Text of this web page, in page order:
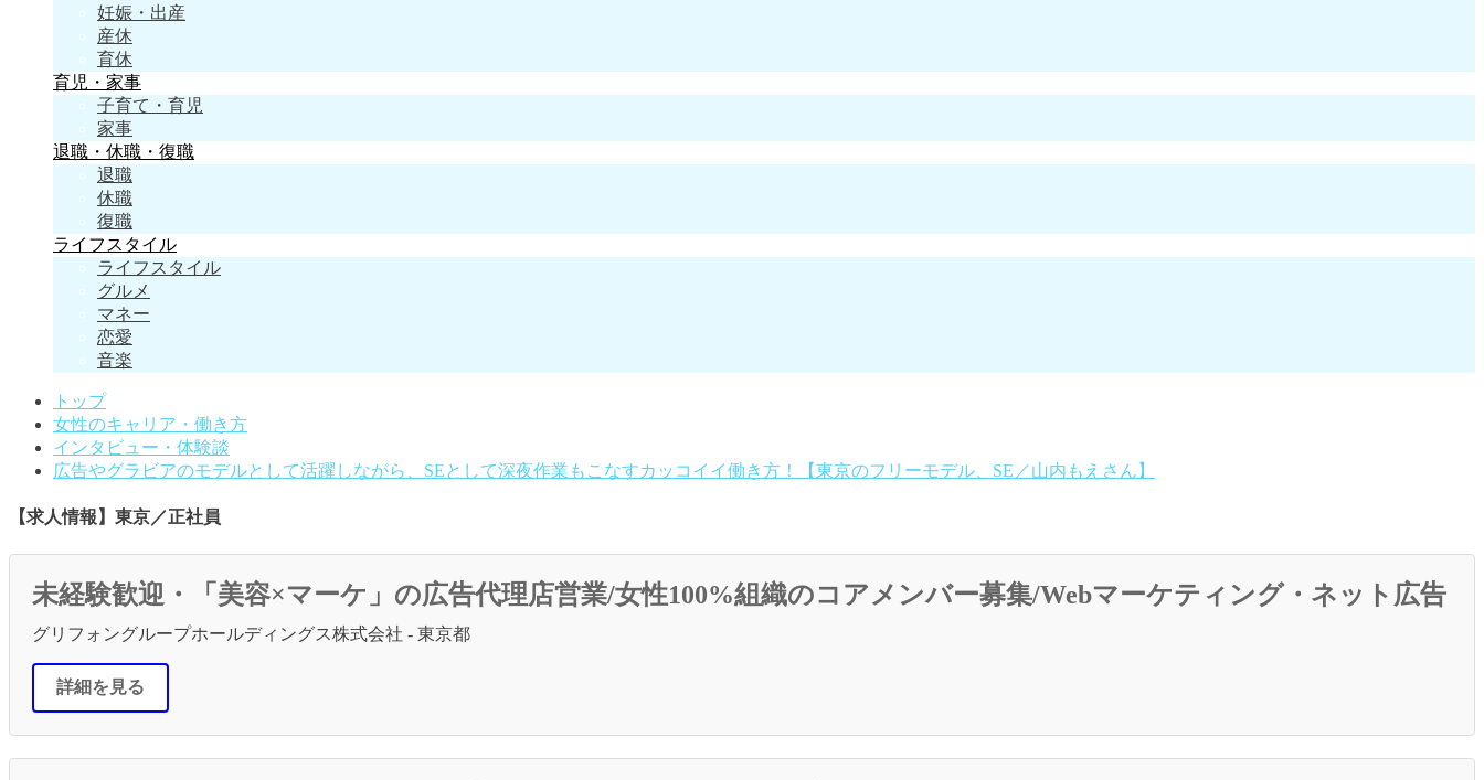
妊娠・出産
産休
育休
育児・家事
子育て・育児
家事
退職・休職・復職
退職
休職
復職
ライフスタイル
ライフスタイル
グルメ
マネー
恋愛
音楽
トップ
女性のキャリア・働き方
インタビュー・体験談
広告やグラビアのモデルとして活躍しながら、SEとして深夜作業もこなすカッコイイ働き方！【東京のフリーモデル、SE／山内もえさん】
【求人情報】東京／正社員
未経験歓迎・「美容×マーケ」の広告代理店営業/女性100%組織のコアメンバー募集/Webマーケティング・ネット広告
グリフォングループホールディングス株式会社 - 東京都
詳細を見る